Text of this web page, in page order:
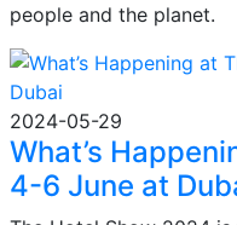
people and the planet.
2024-05-29
What’s
4-6 June at